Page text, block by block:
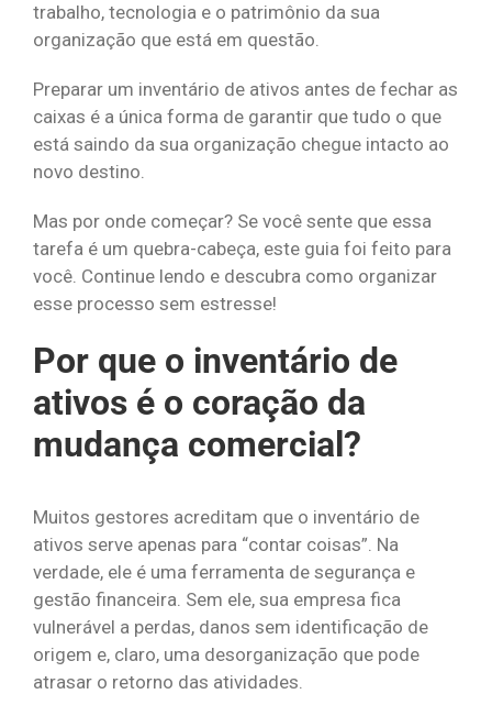
trabalho, tecnologia e o patrimônio da sua
organização que está em questão.
Preparar um inventário de ativos antes de fechar as
caixas é a única forma de garantir que tudo o que
está saindo da sua organização chegue intacto ao
novo destino.
Mas por onde começar? Se você sente que essa
tarefa é um quebra-cabeça, este guia foi feito para
você. Continue lendo e descubra como organizar
esse processo sem estresse!
Por que o inventário de
ativos é o coração da
mudança comercial?
Muitos gestores acreditam que o inventário de
ativos serve apenas para “contar coisas”. Na
verdade, ele é uma ferramenta de segurança e
gestão financeira. Sem ele, sua empresa fica
vulnerável a perdas, danos sem identificação de
origem e, claro, uma desorganização que pode
atrasar o retorno das atividades.